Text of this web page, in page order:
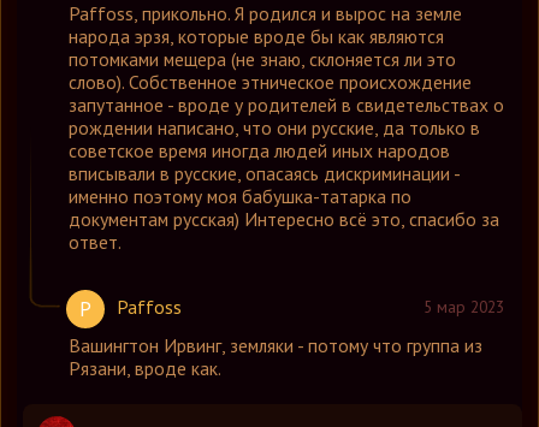
Paffoss, прикольно. Я родился и вырос на земле
народа эрзя, которые вроде бы как являются
потомками мещера (не знаю, склоняется ли это
слово). Собственное этническое происхождение
запутанное - вроде у родителей в свидетельствах о
рождении написано, что они русские, да только в
советское время иногда людей иных народов
вписывали в русские, опасаясь дискриминации -
именно поэтому моя бабушка-татарка по
документам русская) Интересно всё это, спасибо за
ответ.
5 мар 2023
P
Paffoss
Вашингтон Ирвинг, земляки - потому что группа из
Рязани, вроде как.